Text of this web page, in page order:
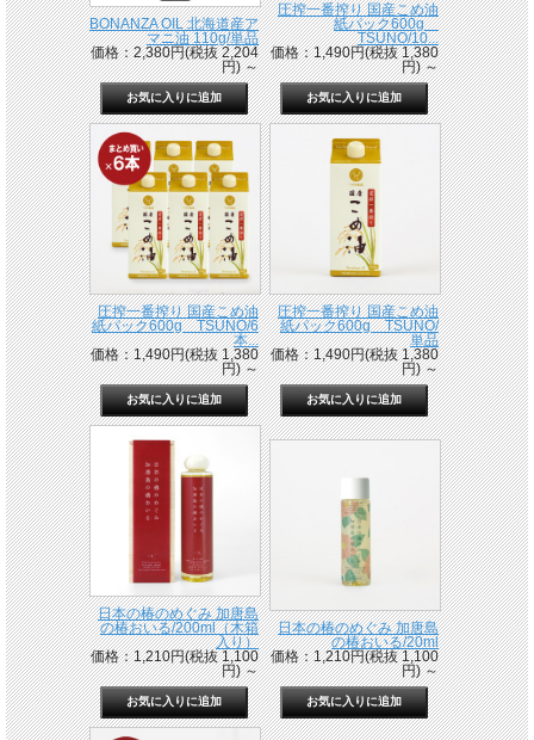
BONANZA OIL 北海道産ア
マニ油 110g/単品
価格：2,380円(税抜 2,204
円)～
圧搾一番搾り 国産こめ油
紙パック600g
TSUNO/10...
価格：1,490円(税抜 1,380
円)～
圧搾一番搾り 国産こめ油
紙パック600g TSUNO/6
本...
価格：1,490円(税抜 1,380
円)～
圧搾一番搾り 国産こめ油
紙パック600g TSUNO/
単品
価格：1,490円(税抜 1,380
円)～
日本の椿のめぐみ 加唐島
の椿おいる/200ml（木箱
入り）
価格：1,210円(税抜 1,100
円)～
日本の椿のめぐみ 加唐島
の椿おいる/20ml
価格：1,210円(税抜 1,100
円)～